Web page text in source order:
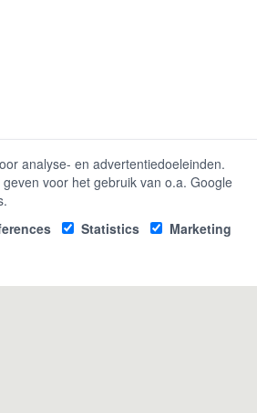
analyse- en advertentiedoeleinden.
voor het gebruik van o.a. Google
Statistics
Marketing